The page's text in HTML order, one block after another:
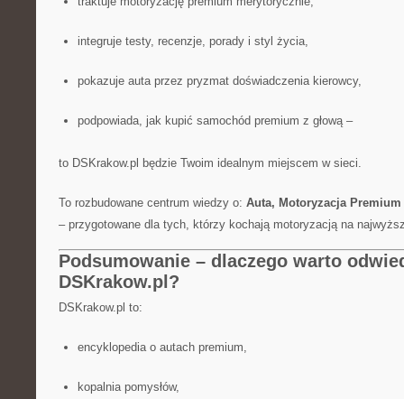
integruje testy, recenzje, porady i styl życia,
pokazuje auta przez pryzmat doświadczenia kierowcy,
podpowiada, jak kupić samochód premium z głową –
to DSKrakow.pl będzie Twoim idealnym miejscem w sieci.
To rozbudowane centrum wiedzy o: Auta, Motoryzacja
– przygotowane dla tych, którzy kochają motoryzacją na
Podsumowanie – dlaczego warto
DSKrakow.pl?
DSKrakow.pl to:
encyklopedia o autach premium,
kopalnia pomysłów,